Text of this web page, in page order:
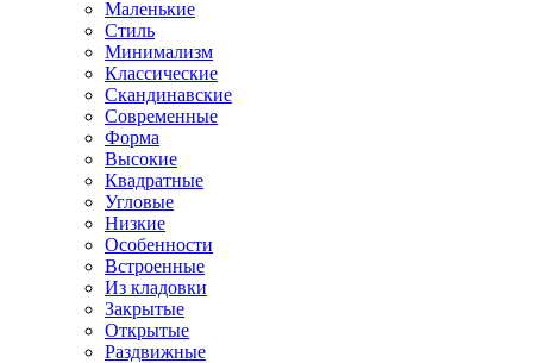
Маленькие
Стиль
Минимализм
Классические
Скандинавские
Современные
Форма
Высокие
Квадратные
Угловые
Низкие
Особенности
Встроенные
Из кладовки
Закрытые
Открытые
Раздвижные